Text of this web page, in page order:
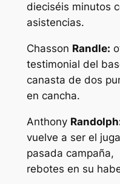
dieciséis minutos
asistencias.
Chasson Randle:
testimonial del
canasta de dos
en cancha.
Anthony
vuelve a ser el
pasada campaña,
rebotes en su